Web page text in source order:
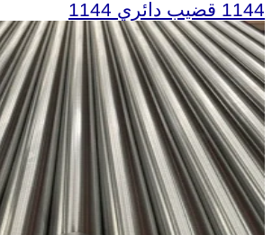
1144 قضيب دائري 1144